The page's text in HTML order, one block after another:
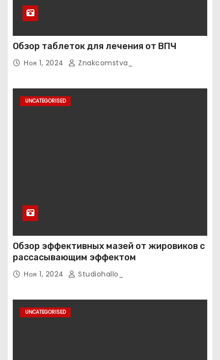
Обзор таблеток для лечения от ВПЧ
Ноя 1, 2024 Znakcomstva_
UNCATEGORISED
Обзор эффективных мазей от жировиков с
рассасывающим эффектом
Ноя 1, 2024 Studiohallo_
UNCATEGORISED